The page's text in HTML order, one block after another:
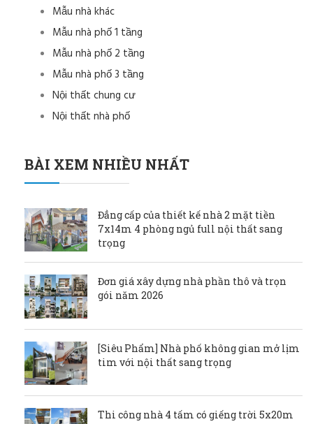
Mẫu nhà khác
Mẫu nhà phố 1 tầng
Mẫu nhà phố 2 tầng
Mẫu nhà phố 3 tầng
Nội thất chung cư
Nội thất nhà phố
BÀI XEM NHIỀU NHẤT
Đẳng cấp của thiết kế nhà 2 mặt tiền
7x14m 4 phòng ngủ full nội thất sang
trọng
Đơn giá xây dựng nhà phần thô và trọn
gói năm 2026
[Siêu Phẩm] Nhà phố không gian mở lịm
tim với nội thất sang trọng
Thi công nhà 4 tấm có giếng trời 5x20m